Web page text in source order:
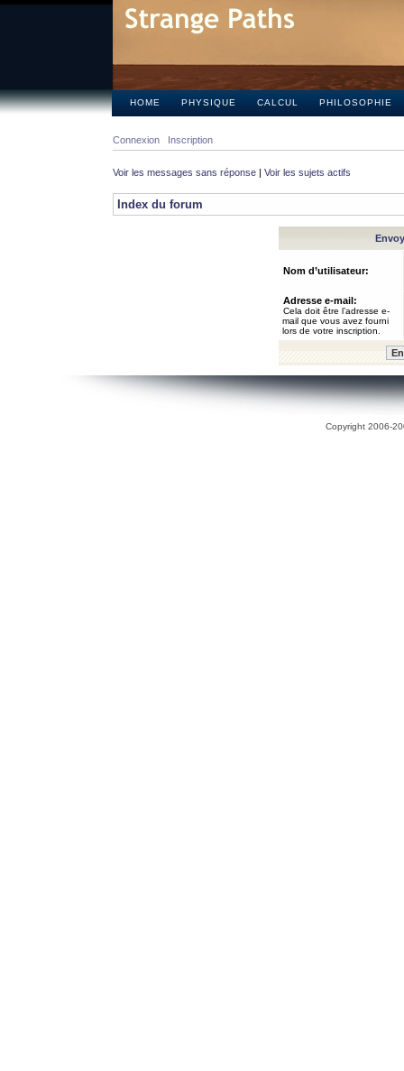
HOME PHYSIQUE CALCUL PHILOSOPHIE
Connexion Inscription
Voir les messages sans réponse | Voir les sujets actifs
Index du forum
Nom d’utilisateur:
Adresse e-mail:
Cela doit être l’adresse e-
mail que vous avez fourni
lors de votre inscription.
Copyright 2006-